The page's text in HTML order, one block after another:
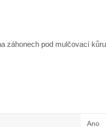
záhonech pod mulčovací
Ano